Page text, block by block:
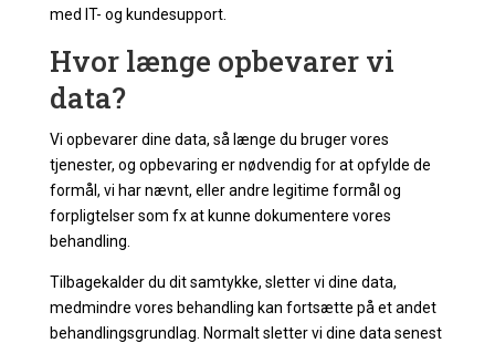
med IT- og kundesupport.
Hvor længe opbevarer vi
data?
Vi opbevarer dine data, så længe du bruger vores
tjenester, og opbevaring er nødvendig for at opfylde de
formål, vi har nævnt, eller andre legitime formål og
forpligtelser som fx at kunne dokumentere vores
behandling.
Tilbagekalder du dit samtykke, sletter vi dine data,
medmindre vores behandling kan fortsætte på et andet
behandlingsgrundlag. Normalt sletter vi dine data senest